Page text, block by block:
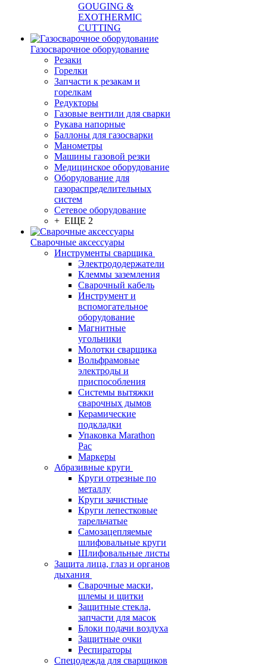
GOUGING &
EXOTHERMIC
CUTTING
Газосварочное оборудование
Резаки
Горелки
Запчасти к резакам и
горелкам
Редукторы
Газовые вентили для сварки
Рукава напорные
Баллоны для газосварки
Манометры
Машины газовой резки
Медицинское оборудование
Оборудование для
газораспределительных
систем
Сетевое оборудование
+ ЕЩЕ 2
Сварочные аксессуары
Инструменты сварщика
Электрододержатели
Клеммы заземления
Сварочный кабель
Инструмент и
вспомогательное
оборудование
Магнитные
угольники
Молотки сварщика
Вольфрамовые
электроды и
приспособления
Системы вытяжки
сварочных дымов
Керамические
подкладки
Упаковка Marathon
Pac
Маркеры
Абразивные круги
Круги отрезные по
металлу
Круги зачистные
Круги лепестковые
тарельчатые
Самозацепляемые
шлифовальные круги
Шлифовальные листы
Защита лица, глаз и органов
дыхания
Сварочные маски,
шлемы и щитки
Защитные стекла,
запчасти для масок
Блоки подачи воздуха
Защитные очки
Респираторы
Спецодежда для сварщиков